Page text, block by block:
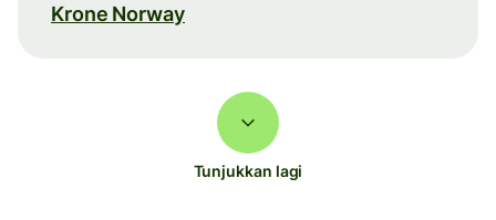
Krone Norway
Tunjukkan lagi